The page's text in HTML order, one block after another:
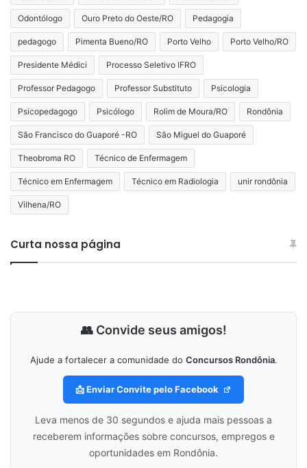
Odontólogo Ouro Preto do Oeste/RO Pedagogia
pedagogo Pimenta Bueno/RO Porto Velho Porto Velho/RO
Presidente Médici Processo Seletivo IFRO
Professor Pedagogo Professor Substituto Psicologia
Psicopedagogo Psicólogo Rolim de Moura/RO Rondônia
São Francisco do Guaporé -RO São Miguel do Guaporé
Theobroma RO Técnico de Enfermagem
Técnico em Enfermagem Técnico em Radiologia unir rondônia
Vilhena/RO
Curta nossa página
👥 Convide seus amigos!
Ajude a fortalecer a comunidade do Concursos Rondônia.
📩 Enviar Convite pelo Facebook
Leva menos de 30 segundos e ajuda mais pessoas a
receberem informações sobre concursos, empregos e
oportunidades em Rondônia.